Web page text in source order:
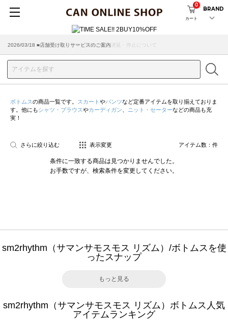
カート
0
BRAND
2026/07/29 ■【お知らせ】ヤマト運輸の配送遅延・停止について
2026/03/18 ■店舗受け取りサービスのご案内
ボトムスの商品一覧です。 スカート やパンツなど定番アイテムを取り揃えておりま
す。他にもシャツ・ブラウスやカーディガン ニット・セーターなどの商品も充
実！
さらに絞り込む 表示変更 アイテム数： 件
条件に一致する商品は見つかりませんでした。
お手数ですが、検索条件を変更してください。
sm2rhythm（サマンサモスモス リズム）/ボトムスを使
ったスナップ
もっと見る
sm2rhythm（サマンサモスモス リズム）ボトムス人気
アイテムランキング